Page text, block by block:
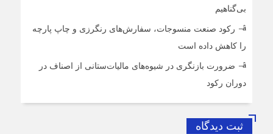
بی‌گناهیم
رکود صنعت منسوجات، سفارش‌های رنگرزی و چاپ پارچه
را کاهش داده است
ضرورت بازنگری در شیوه‌های مالیات‌ستانی از اصناف در
دوران رکود
ثبت دیدگاه